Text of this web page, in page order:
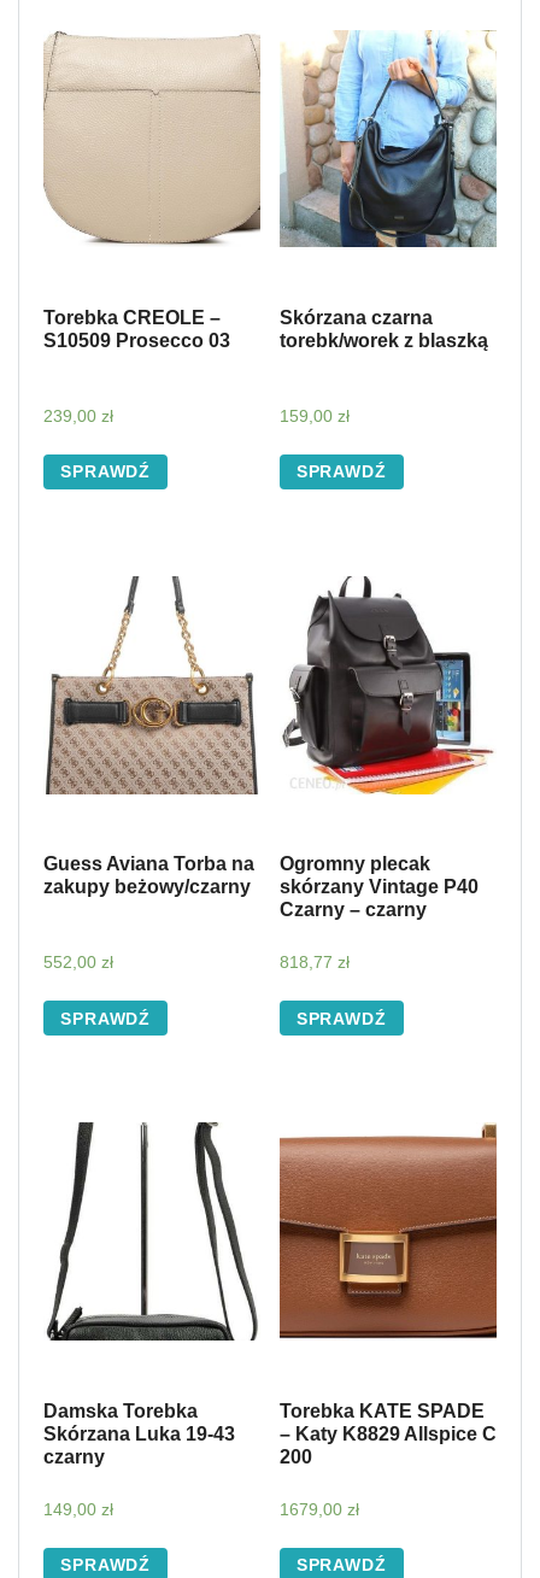
Torebka CREOLE –
S10509 Prosecco 03
239,00 zł
SPRAWDŹ
Skórzana czarna
torebk/worek z blaszką
159,00 zł
SPRAWDŹ
Guess Aviana Torba na
zakupy beżowy/czarny
552,00 zł
SPRAWDŹ
Ogromny plecak
skórzany Vintage P40
Czarny – czarny
818,77 zł
SPRAWDŹ
Damska Torebka
Skórzana Luka 19-43
czarny
149,00 zł
SPRAWDŹ
Torebka KATE SPADE
– Katy K8829 Allspice C
200
1679,00 zł
SPRAWDŹ